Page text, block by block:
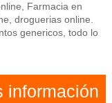
Farmacia en
droguerias online.
genericos, todo lo
información